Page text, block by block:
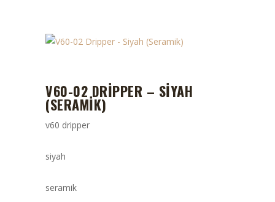
V60-02 DRIPPER – SIYAH
(SERAMIK)
v60 dripper
siyah
seramik